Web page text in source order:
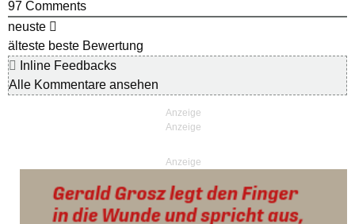
97 Comments
neuste
älteste beste Bewertung
Inline Feedbacks
Alle Kommentare ansehen
Anzeige